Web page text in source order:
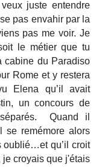
juste entendre
pas envahir par la
pas me voir. Je
le métier que tu
cabine du Paradiso
Rome et y restera
Elena qu’il avait
un concours de
Quand il
se remémore alors
oublié…et qu’il croit
je croyais que j'étais